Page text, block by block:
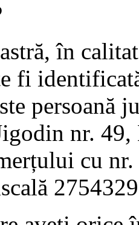
în
fi
persoană
nr.
cu